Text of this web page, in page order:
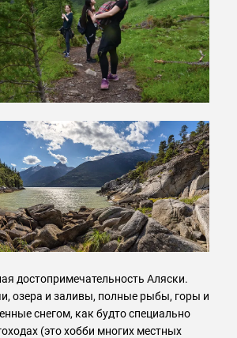
достопримечательность Аляски.
озера и заливы, полные рыбы, горы и
снегом, как будто специально
(это хобби многих местных